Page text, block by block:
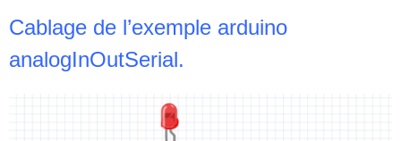
Cablage de l’exemple arduino
analogInOutSerial.